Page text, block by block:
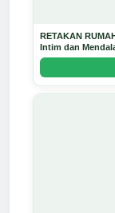
RETAKAN
Intim dan